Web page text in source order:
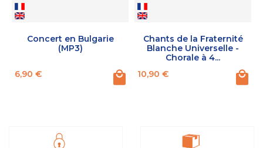
Concert en Bulgarie
(MP3)
Prix
6,90 €
Chants de la Fraternité
Blanche Universelle -
Chorale à 4...
Prix
10,90 €